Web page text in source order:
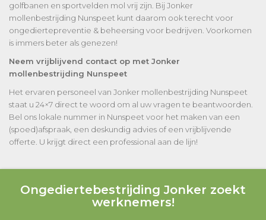
golfbanen en sportvelden mol vrij zijn. Bij Jonker
mollenbestrijding Nunspeet kunt daarom ook terecht voor
ongediertepreventie & beheersing voor bedrijven. Voorkomen
is immers beter als genezen!
Neem vrijblijvend contact op met Jonker
mollenbestrijding Nunspeet
Het ervaren personeel van Jonker mollenbestrijding Nunspeet
staat u 24×7 direct te woord om al uw vragen te beantwoorden.
Bel ons lokale nummer in Nunspeet voor het maken van een
(spoed)afspraak, een deskundig advies of een vrijblijvende
offerte. U krijgt direct een professional aan de lijn!
Ongediertebestrijding Jonker zoekt
werknemers!